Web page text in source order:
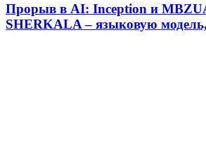
Прорыв в AI: Inception и
SHERKALA – языковую